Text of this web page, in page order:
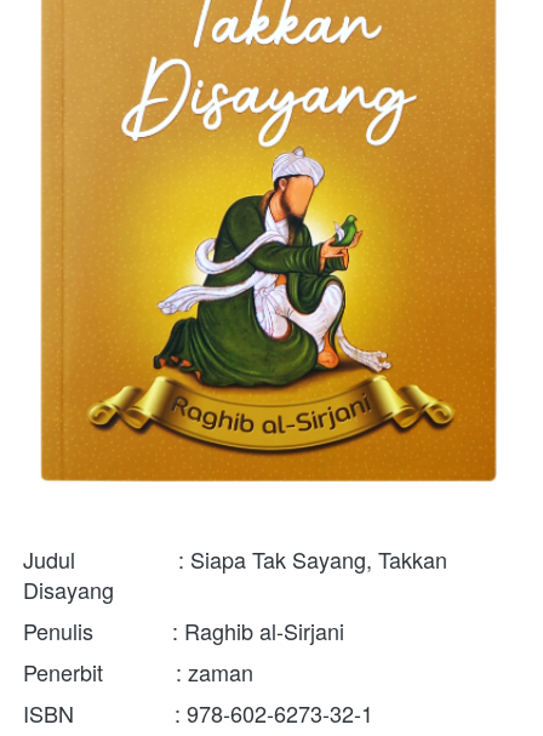
Judul                 : Siapa Tak Sayang, Takkan
Disayang
Penulis             : Raghib al-Sirjani
Penerbit            : zaman
ISBN	         : 978-602-6273-32-1